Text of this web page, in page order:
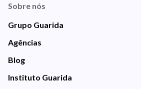
Sobre nós
Grupo Guarida
Agências
Blog
Instituto Guarida